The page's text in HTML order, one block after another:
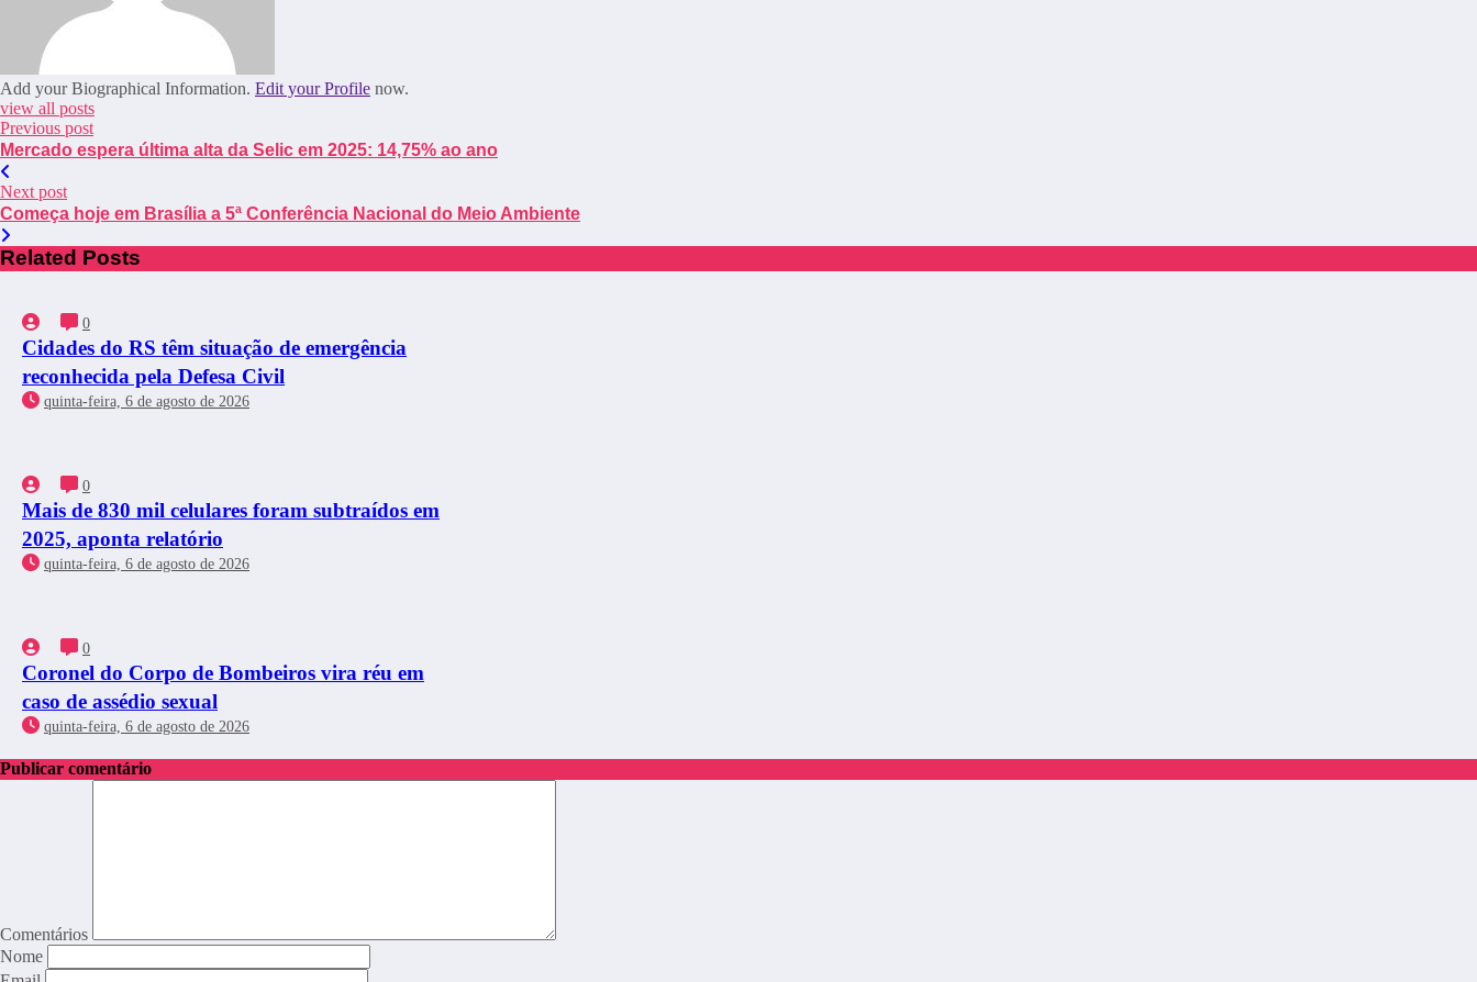
Add your Biographical Information. Edit your Profile now.
view all posts
Previous post
Mercado espera última alta da Selic em 2025: 14,75% ao ano
Next post
Começa hoje em Brasília a 5ª Conferência Nacional do Meio Ambiente
Related Posts
0
Cidades do RS têm situação de emergência
reconhecida pela Defesa Civil
quinta-feira, 6 de agosto de 2026
0
Mais de 830 mil celulares foram subtraídos em
2025, aponta relatório
quinta-feira, 6 de agosto de 2026
0
Coronel do Corpo de Bombeiros vira réu em
caso de assédio sexual
quinta-feira, 6 de agosto de 2026
Publicar comentário
Comentários
Nome